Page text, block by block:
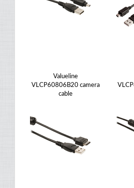
Valueline
VLCP60806B20 camera
cable